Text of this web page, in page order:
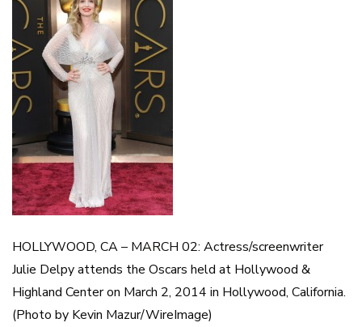
HOLLYWOOD, CA – MARCH 02: Actress/screenwriter
Julie Delpy attends the Oscars held at Hollywood &
Highland Center on March 2, 2014 in Hollywood, California.
(Photo by Kevin Mazur/WireImage)